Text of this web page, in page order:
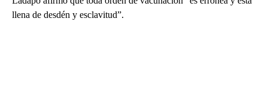
llena de desdén y esclavitud”.